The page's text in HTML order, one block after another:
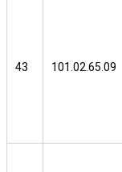
43 101.02.65.09